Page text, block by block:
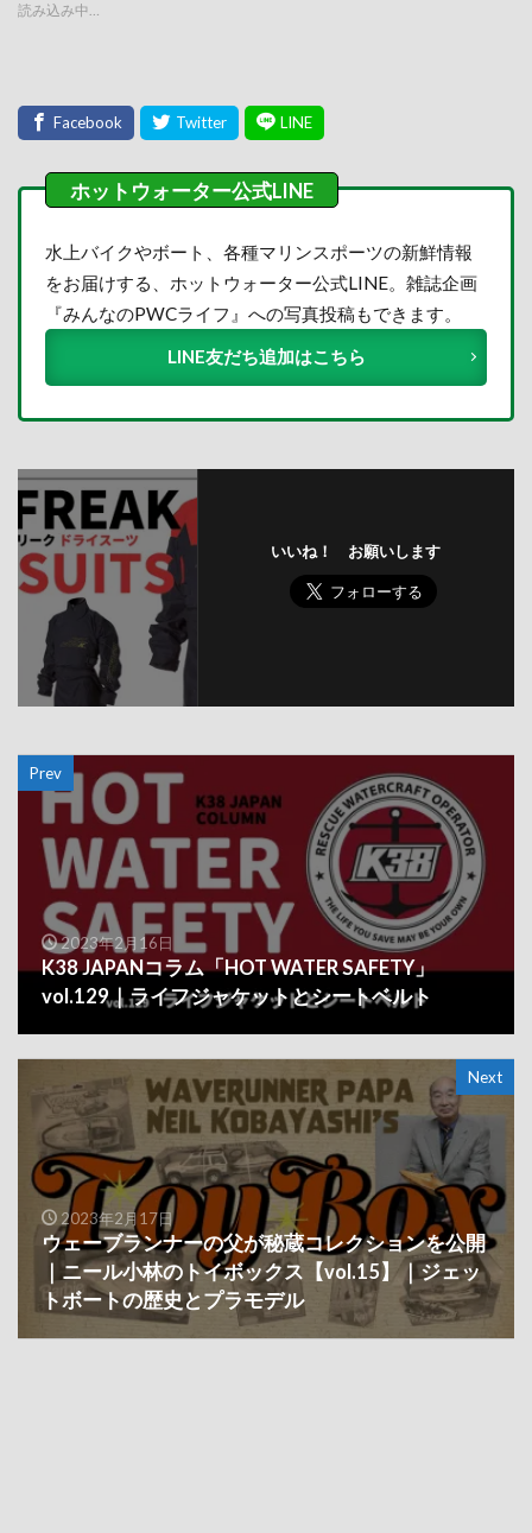
読み込み中…
水上バイクやボート、各種マリンスポーツの新鮮情報
をお届けする、ホットウォーター公式LINE。雑誌企画
『みんなのPWCライフ』への写真投稿もできます。
LINE友だち追加はこちら
いいね！ お願いします
Prev
2023年2月16日
K38 JAPANコラム「HOT WATER SAFETY」
vol.129｜ライフジャケットとシートベルト
Next
2023年2月17日
ウェーブランナーの父が秘蔵コレクションを公開
｜ニール小林のトイボックス【vol.15】｜ジェッ
トボートの歴史とプラモデル